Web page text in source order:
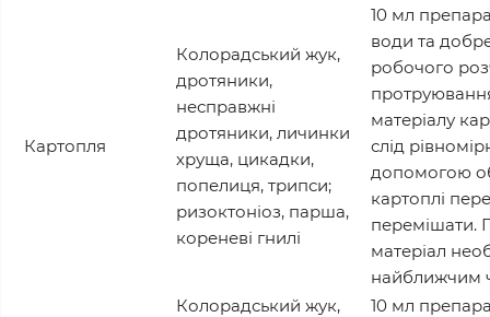
Картопля
Колорадський жук,
дротяники,
несправжні
дротяники, личинки
хруща, цикадки,
попелиця, трипси;
ризоктоніоз, парша,
кореневі гнилі
10 мл
води та
робочого
матеріалу
слід
допомогою
картоплі
перемішати.
матеріал
найближчим
Колорадський жук,
10 мл